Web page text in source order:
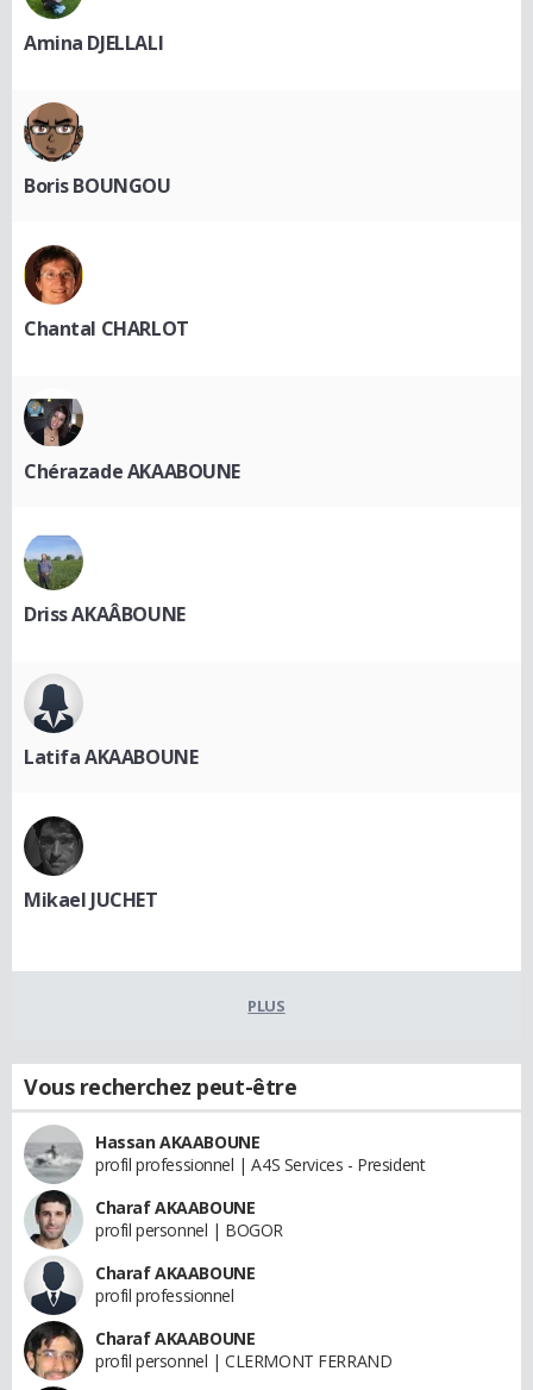
Amina DJELLALI
Boris BOUNGOU
Chantal CHARLOT
Chérazade AKAABOUNE
Driss AKAÂBOUNE
Latifa AKAABOUNE
Mikael JUCHET
PLUS
Vous recherchez peut-être
Hassan AKAABOUNE
profil professionnel | A4S Services - President
Charaf AKAABOUNE
profil personnel | BOGOR
Charaf AKAABOUNE
profil professionnel
Charaf AKAABOUNE
profil personnel | CLERMONT FERRAND